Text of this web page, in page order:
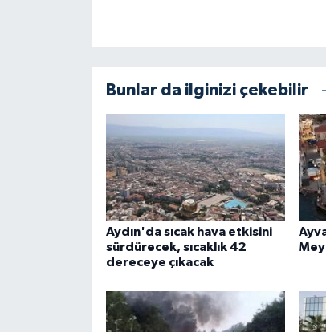
Bunlar da ilginizi çekebilir
Aydın'da sıcak hava etkisini
sürdürecek, sıcaklık 42
dereceye çıkacak